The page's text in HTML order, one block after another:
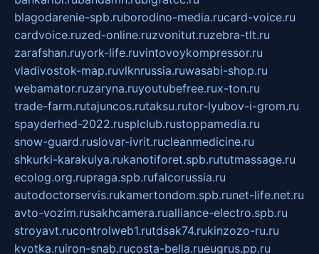
blagodarenie-spb.ruborodino-media.rucard-voice.ru
cardvoice.ruzed-online.ruzvonitut.ruzebra-tlt.ru
zarafshan.ruyork-life.ruvintovoykompressor.ru
vladivostok-map.ruvlknrussia.ruwasabi-shop.ru
webamator.ruzaryna.ruyoutubefree.rux-ton.ru
trade-farm.rutajuncos.rutaksu.rutor-lyubov-i-grom.ru
spayderhed-2022.rusplclub.rustoppamedia.ru
snow-guard.ruslovar-ivrit.rucleanmedicine.ru
shkurki-karakulya.rukanotiforet.spb.rututmassage.ru
ecolog.org.rupraga.spb.rufalcorussia.ru
autodoctorservis.rukamertondom.spb.runet-life.net.ru
avto-vozim.rusakhcamera.rualliance-electro.spb.ru
stroyavt.rucontrolweb1.rutdsak74.rukinzozo-ru.ru
kvotka.ruiron-snab.rucosta-bella.rueugrus.pp.ru